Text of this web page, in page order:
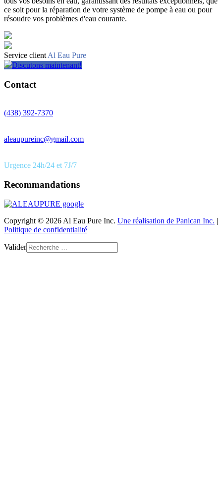
ce soit pour la réparation de votre système de pompe à eau ou pour
résoudre vos problèmes d'eau courante.
Service client Al Eau Pure
Discutons maintenant!
Contact
(438) 392-7370
aleaupureinc@gmail.com
Urgence 24h/24 et 7J/7
Recommandations
Copyright © 2026 Al Eau Pure Inc. Une réalisation de Panican Inc. |
Politique de confidentialité
Valider